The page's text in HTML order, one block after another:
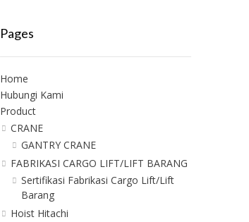
Pages
Home
Hubungi Kami
Product
CRANE
GANTRY CRANE
FABRIKASI CARGO LIFT/LIFT BARANG
Sertifikasi Fabrikasi Cargo Lift/Lift
Barang
Hoist Hitachi